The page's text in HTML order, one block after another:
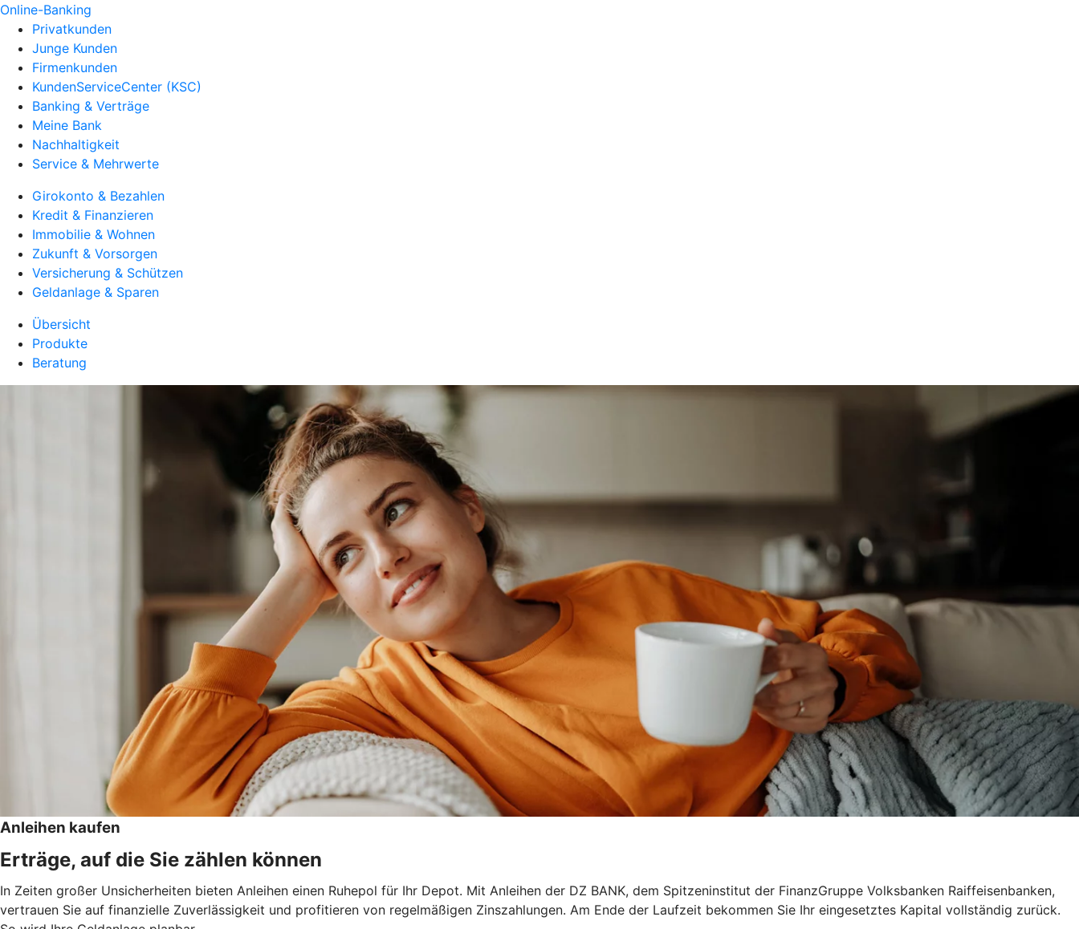
Online-Banking
Privatkunden
Junge Kunden
Firmenkunden
KundenServiceCenter (KSC)
Banking & Verträge
Meine Bank
Nachhaltigkeit
Service & Mehrwerte
Girokonto & Bezahlen
Kredit & Finanzieren
Immobilie & Wohnen
Zukunft & Vorsorgen
Versicherung & Schützen
Geldanlage & Sparen
Übersicht
Produkte
Beratung
Anleihen kaufen
Erträge, auf die Sie zählen können
In Zeiten großer Unsicherheiten bieten Anleihen einen Ruhepol für Ihr Depot. Mit Anleihen der DZ BANK, dem Spitzeninstitut der FinanzGruppe Volksbanken Raiffeisenbanken,
vertrauen Sie auf finanzielle Zuverlässigkeit und profitieren von regelmäßigen Zinszahlungen. Am Ende der Laufzeit bekommen Sie Ihr eingesetztes Kapital vollständig zurück.